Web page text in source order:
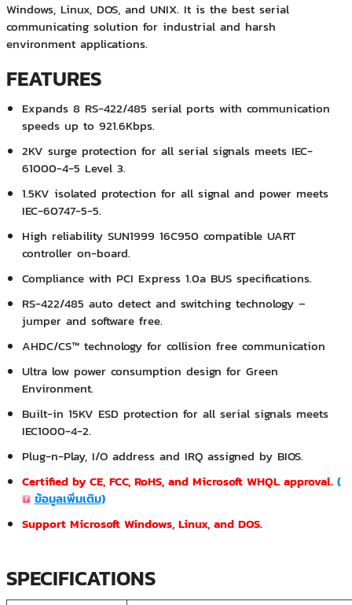
Windows, Linux, DOS, and UNIX. It is the best serial
communicating solution for industrial and harsh
environment applications.
FEATURES
Expands 8 RS-422/485 serial ports with communication
speeds up to 921.6Kbps.
2KV surge protection for all serial signals meets IEC-
61000-4-5 Level 3.
1.5KV isolated protection for all signal and power meets
IEC-60747-5-5.
High reliability SUN1999 16C950 compatible UART
controller on-board.
Compliance with PCI Express 1.0a BUS specifications.
RS-422/485 auto detect and switching technology –
jumper and software free.
AHDC/CS™ technology for collision free communication
Ultra low power consumption design for Green
Environment.
Built-in 15KV ESD protection for all serial signals meets
IEC1000-4-2.
Plug-n-Play, I/O address and IRQ assigned by BIOS.
Certified by CE, FCC, RoHS, and Microsoft WHQL approval. (
ข้อมูลเพิ่มเติม)
Support Microsoft Windows, Linux, and DOS.
SPECIFICATIONS